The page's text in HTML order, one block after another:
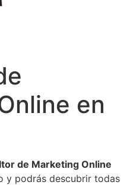
en
de Marketing Online
y podrás descubrir todas